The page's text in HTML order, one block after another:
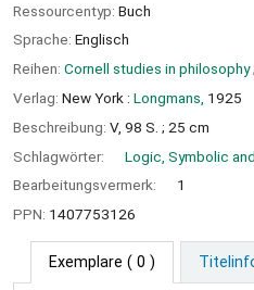
Ressourcentyp: Buch
Sprache: Englisch
Reihen: Cornell studies in philosophy
Verlag: New York : Longmans, 1925
Beschreibung: V, 98 S. ; 25 cm
Schlagwörter:
Logic, Symbolic
Bearbeitungsvermerk:
1
PPN: 1407753126
Exemplare ( 0 )